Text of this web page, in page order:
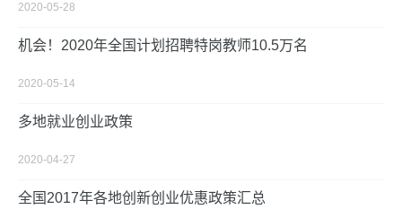
2020-05-28
机会！2020年全国计划招聘特岗教师10.5万名
2020-05-14
多地就业创业政策
2020-04-27
全国2017年各地创新创业优惠政策汇总